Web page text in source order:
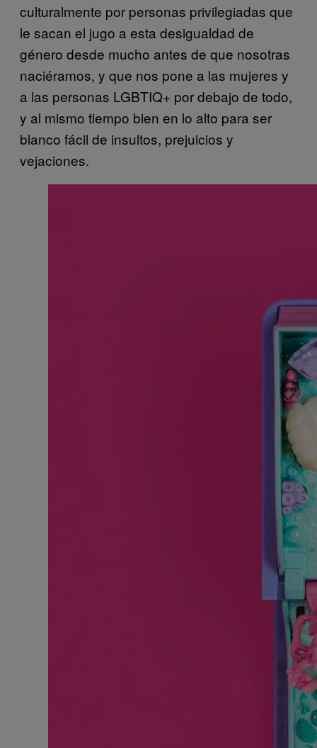
culturalmente por personas privilegiadas que
le sacan el jugo a esta desigualdad de
género desde mucho antes de que nosotras
naciéramos, y que nos pone a las mujeres y
a las personas LGBTIQ+ por debajo de todo,
y al mismo tiempo bien en lo alto para ser
blanco fácil de insultos, prejuicios y
vejaciones.